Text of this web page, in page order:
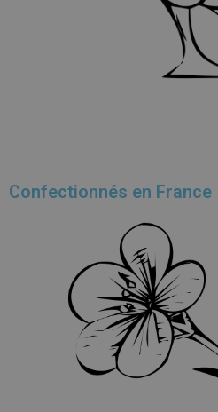
Confectionnés en France